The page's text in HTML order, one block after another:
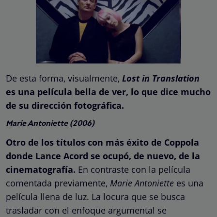
De esta forma, visualmente, Lost in Translation
es una película bella de ver, lo que dice mucho
de su dirección fotográfica.
Marie Antoniette (2006)
Otro de los títulos con más éxito de Coppola
donde Lance Acord se ocupó, de nuevo, de la
cinematografía. En contraste con la película
comentada previamente, Marie Antoniette es una
película llena de luz. La locura que se busca
trasladar con el enfoque argumental se